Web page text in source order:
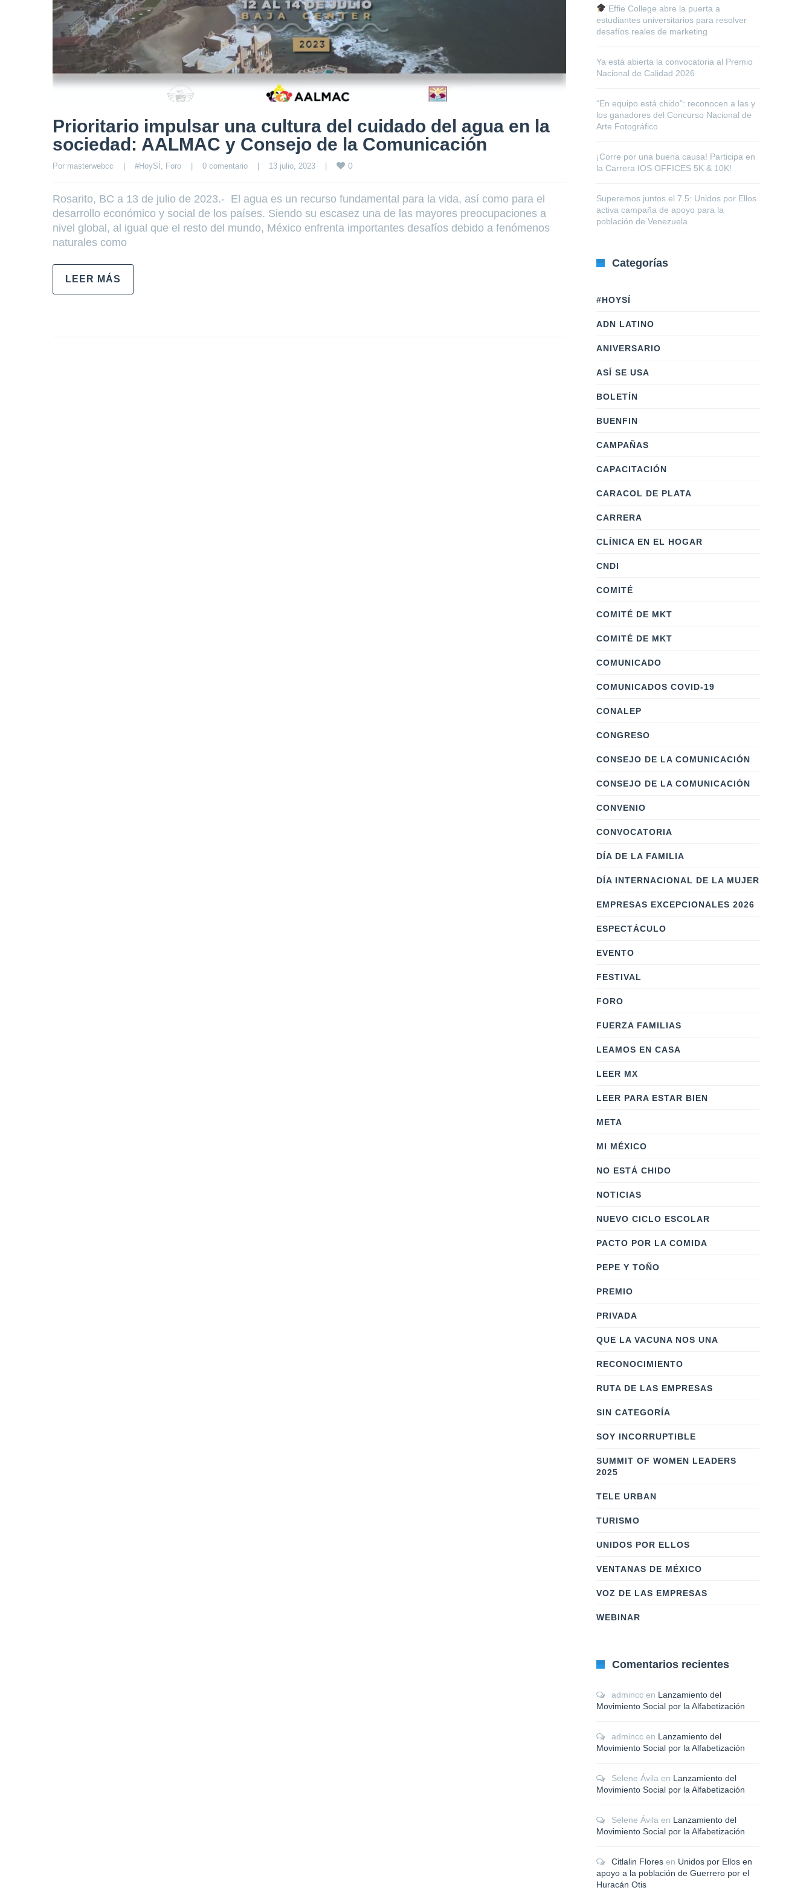
Prioritario impulsar una cultura del cuidado del agua en la
sociedad: AALMAC y Consejo de la Comunicación
Por masterwebcc #HoySÍ , Foro 0 comentario 13 julio, 2023 0
Rosarito, BC a 13 de julio de 2023.- El agua es un recurso fundamental para la vida, así como para el
desarrollo económico y social de los países. Siendo su escasez una de las mayores preocupaciones a
nivel global, al igual que el resto del mundo, México enfrenta importantes desafíos debido a fenómenos
naturales como
LEER MÁS
Effie College abre la puerta a
estudiantes universitarios para resolver
desafíos reales de marketing
Ya está abierta la convocatoria al Premio
Nacional de Calidad 2026
“En equipo está chido”: reconocen a las y
los ganadores del Concurso Nacional de
Arte Fotográfico
¡Corre por una buena causa! Participa en
la Carrera IOS OFFICES 5K & 10K!
Superemos juntos el 7.5: Unidos por Ellos
activa campaña de apoyo para la
población de Venezuela
Categorías
#HOYSÍ
ADN LATINO
ANIVERSARIO
ASÍ SE USA
BOLETÍN
BUENFIN
CAMPAÑAS
CAPACITACIÓN
CARACOL DE PLATA
CARRERA
CLÍNICA EN EL HOGAR
CNDI
COMITÉ
COMITÉ DE MKT
COMITÉ DE MKT
COMUNICADO
COMUNICADOS COVID-19
CONALEP
CONGRESO
CONSEJO DE LA COMUNICACIÓN
CONSEJO DE LA COMUNICACIÓN
CONVENIO
CONVOCATORIA
DÍA DE LA FAMILIA
DÍA INTERNACIONAL DE LA MUJER
EMPRESAS EXCEPCIONALES 2026
ESPECTÁCULO
EVENTO
FESTIVAL
FORO
FUERZA FAMILIAS
LEAMOS EN CASA
LEER MX
LEER PARA ESTAR BIEN
META
MI MÉXICO
NO ESTÁ CHIDO
NOTICIAS
NUEVO CICLO ESCOLAR
PACTO POR LA COMIDA
PEPE Y TOÑO
PREMIO
PRIVADA
QUE LA VACUNA NOS UNA
RECONOCIMIENTO
RUTA DE LAS EMPRESAS
SIN CATEGORÍA
SOY INCORRUPTIBLE
SUMMIT OF WOMEN LEADERS
2025
TELE URBAN
TURISMO
UNIDOS POR ELLOS
VENTANAS DE MÉXICO
VOZ DE LAS EMPRESAS
WEBINAR
Comentarios recientes
admincc en Lanzamiento del
Movimiento Social por la Alfabetización
admincc en Lanzamiento del
Movimiento Social por la Alfabetización
Selene Ávila en Lanzamiento del
Movimiento Social por la Alfabetización
Selene Ávila en Lanzamiento del
Movimiento Social por la Alfabetización
Citlalin Flores en Unidos por Ellos en
apoyo a la población de Guerrero por el
Huracán Otis